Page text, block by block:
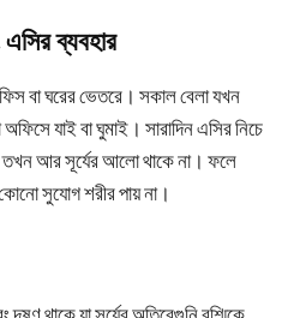
ব্যবহার
বা ঘরের ভেতরে। সকাল বেলা যখন
যাই বা ঘুমাই। সারাদিন এসির নিচে
তখন আর সূর্যের আলো থাকে না। ফলে
সুযোগ শরীর পায় না।